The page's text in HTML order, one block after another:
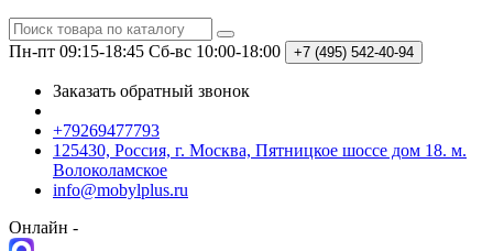
Пн-пт 09:15-18:45 Сб-вс 10:00-18:00 +7 (495) 542-40-94
Заказать обратный звонок
+79269477793
125430, Россия, г. Москва, Пятницкое шоссе дом 18. м.
Волоколамское
info@mobylplus.ru
Онлайн -